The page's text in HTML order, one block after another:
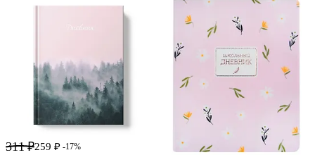
311 ₽259 ₽ -17%